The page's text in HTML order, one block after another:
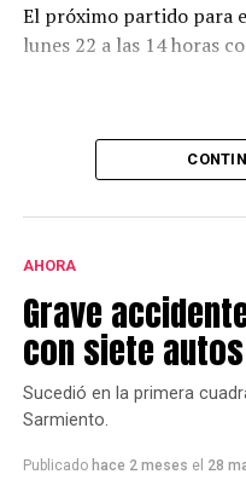
El próximo partido para
lunes 22 a las 14 horas
AHORA
Grave
con siete
Sucedió en la primera
Sarmiento.
Publicado hace 2 meses el 28